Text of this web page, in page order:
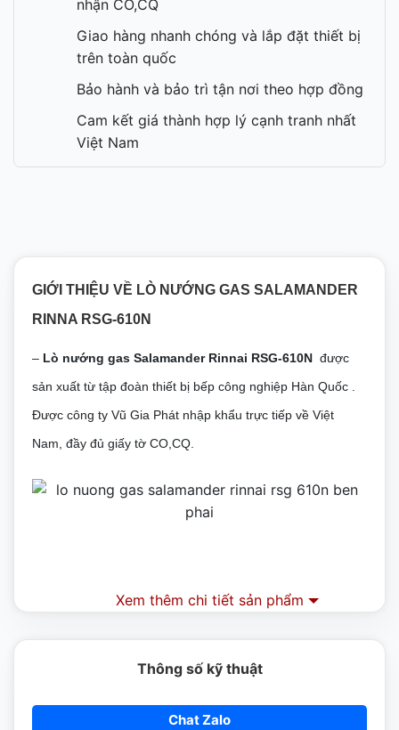
nhận CO,CQ
Giao hàng nhanh chóng và lắp đặt thiết bị
trên toàn quốc
Bảo hành và bảo trì tận nơi theo hợp đồng
Cam kết giá thành hợp lý cạnh tranh nhất
Việt Nam
GIỚI THIỆU VỀ LÒ NƯỚNG GAS SALAMANDER
RINNA RSG-610N
– Lò nướng gas Salamander Rinnai RSG-610N được
sản xuất từ tập đoàn thiết bị bếp công nghiệp Hàn Quốc .
Được công ty Vũ Gia Phát nhập khẩu trực tiếp về Việt
Nam, đầy đủ giấy tờ CO,CQ.
Xem thêm chi tiết sản phẩm
Thông số kỹ thuật
Chat Zalo